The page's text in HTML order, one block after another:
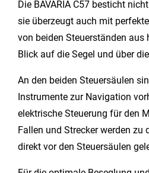
Die BAVARIA C57 besticht
sie überzeugt auch mit
von beiden Steuerständen aus
Blick auf die Segel und über
An den beiden Steuersäulen
Instrumente zur Navigation
elektrische Steuerung für den
Fallen und Strecker werden zu
direkt vor den Steuersäulen